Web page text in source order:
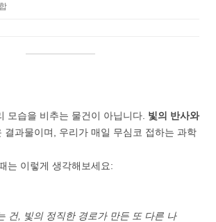
합
모습을 비추는 물건이 아닙니다. 빛의 반사와
결과물이며, 우리가 매일 무심코 접하는 과학
는 이렇게 생각해보세요:
건, 빛의 정직한 경로가 만든 또 다른 나